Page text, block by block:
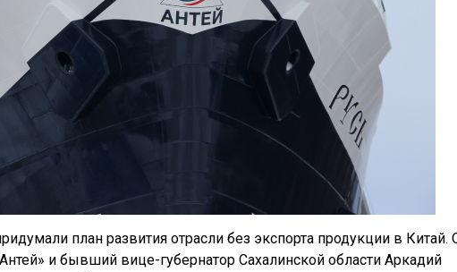
план развития отрасли без экспорта продукции в Китай.
и бывший вице-губернатор Сахалинской области Аркадий